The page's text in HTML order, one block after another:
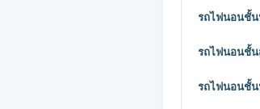
รถไฟนอนชั้น
รถไฟนอนชั้น
รถไฟนอนชั้น